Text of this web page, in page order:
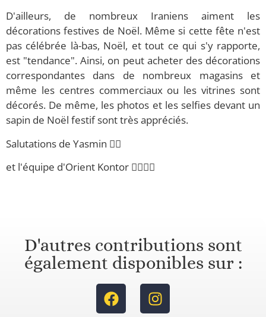
D'ailleurs, de nombreux Iraniens aiment les
décorations festives de Noël. Même si cette fête n'est
pas célébrée là-bas, Noël, et tout ce qui s'y rapporte,
est "tendance". Ainsi, on peut acheter des décorations
correspondantes dans de nombreux magasins et
même les centres commerciaux ou les vitrines sont
décorés. De même, les photos et les selfies devant un
sapin de Noël festif sont très appréciés.
Salutations de Yasmin 🙋‍♀️
et l'équipe d'Orient Kontor 🙋‍♂️🙋‍♂️
D'autres contributions sont
également disponibles sur :